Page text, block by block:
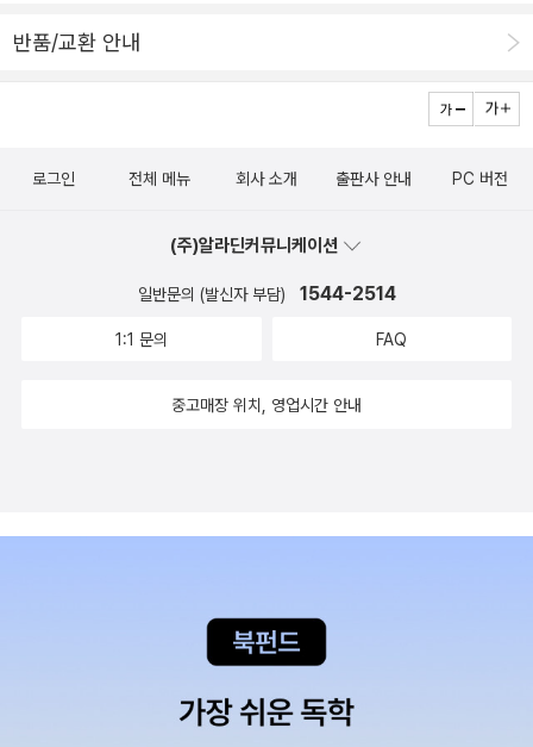
비야언니가 나왔지만, 오늘은 공지영에게 올인이다. 1시쯤 조선인님
올렸던 사진을 봤음에도 누군지도 모르고 반가워하니 인사를 했고,
휘모리님은 댓글로 친숙해진 사이라 무지 반가웠다. 라주미힌님은 서
재에 종종 언급하던 피부나 헤어스타일 얘기와 서재이미지 때문에 여
님 차에는 조선인님 가족이 타고, 우린 택시를 타고 식당으로 먼저 와
를 담그는 것도 구경했다. 점심을 먹고 나오면서도 식탁에 있던 깜밥
을 들고 나온 어른이나 아이나 다 맛나게 먹었다.ㅋㅋ 깜밥이 뭔 줄 아
누고 일단은 금강산도 식후경! 엄마가 해주는 것 같은 소고기 무국에
무국을 한번도 안 끓인 것 같을까? 음~ 소고기를 사먹지 않기 때문에
성 있는 지민이는 라주미힌님, 뽀님, 머큐리님, 정군님~ 누구에게나
착착 잘 안겼던가~~ ^^점심을 먹고 나선 길~ 다들 찻집보다는 걷자
는 쪽으로 의견이 모아져서 군산 시내 트래킹!꽃남은 꽃남을 알아보
는지 해람이는 라주미힌님께 찰싹 감겨서, 뭔가 맞지않는지 다른포즈
하기 때문에 함께 아파하지 않을 수가 없는 것이다. 그것이 마음의 메
아리이다.마음이 맑고 투명해야 평온과 안정을 갖는다. 마음의 평화
로움과 안정이야말로 행복과 자유에 이르는 지름길이다. (161쪽)젖
으로 대별된다. 그는 달과 별, 집과 길, 저녁해와 가파른 생애를 보고,
히 하는 소리를 듣는다. 그러나 이 청각이미지들도 젖은 귀로 듣는 것
이어서, 젖은 눈이 본 것, 또는 보려는 것과 멀리 떨어져 있지 않다. 어
리고 느림이 ‘젖은 눈의 시학’을 구성하고 추진한다. 그러나 젖은 눈의
의 아픔을 외면하지 않고 거기에 동참하겠다는, 그것과 하나가 되겠
뿐이다. 그래서 ‘젖은 눈’의 응시는 나약하지 않다. 오히려 나약함은
나약함 그 자체가 되어 나약하지 않은 것들을 이겨낸다. 여린 것들에
어쩌면 장석남 시인의 몫이었으리라. 우리는 그의 위로를 달게 받으
반품/교환 안내
로그인 전체 메뉴 회사 소개 출판사 안내 PC 버전
(주)알라딘커뮤니케이션
일반문의 (발신자 부담) 1544-2514
1:1 문의 FAQ
중고매장 위치, 영업시간 안내